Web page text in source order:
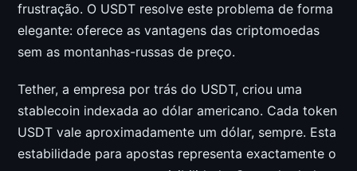
frustração. O USDT resolve este problema de forma
elegante: oferece as vantagens das criptomoedas
sem as montanhas-russas de preço.
Tether, a empresa por trás do USDT, criou uma
stablecoin indexada ao dólar americano. Cada token
USDT vale aproximadamente um dólar, sempre. Esta
estabilidade para apostas representa exactamente o